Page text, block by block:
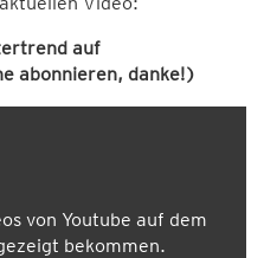
auf
abonnieren, danke!)
von Youtube auf dem
bekommen.